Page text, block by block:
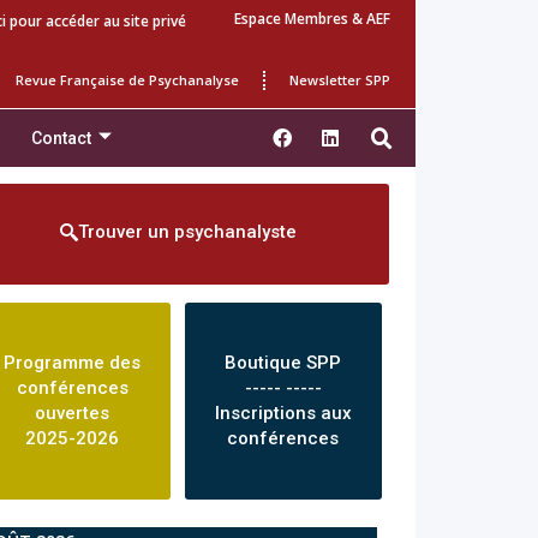
pour accéder au site privé Espace Membres & AEF
Revue Française de Psychanalyse Newsletter SPP
Contact
Trouver un psychanalyste
Programme des
conférences
ouvertes
2025-2026
Boutique SPP
----- -----
Inscriptions aux
conférences